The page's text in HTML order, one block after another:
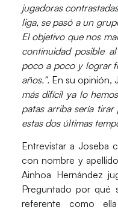
jugadoras
liga, se pasó a un
El objetivo que nos
continuidad posible
poco a poco y lograr
años.”.En su opinión,
más difícil ya lo
patas arriba sería
estas dos últimas
Entrevistar a Joseba
con nombre y
Ainhoa Hernández
Preguntado por qué
referente como